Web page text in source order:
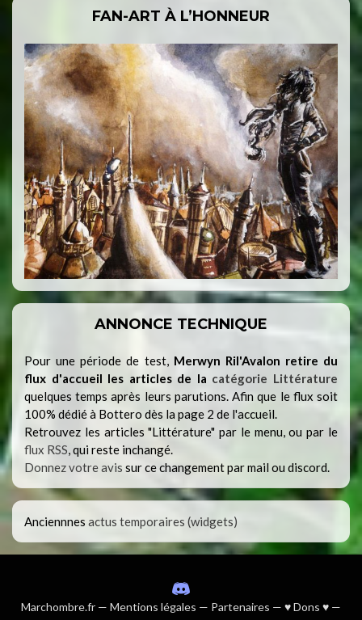
FAN-ART À L’HONNEUR
ANNONCE TECHNIQUE
Pour une période de test,Merwyn Ril'Avalon retire du
flux d'accueil les articles de la catégorie Littérature
quelques temps après leurs parutions. Afin que le flux soit
100% dédié à Bottero dès la page 2 de l'accueil.
Retrouvez les articles "Littérature" par le menu, ou par le
flux RSS, qui reste inchangé.
Donnez votre avis sur ce changement par mail ou discord.
Anciennnes actus temporaires (widgets)
Marchombre.fr — Mentions légales — Partenaires — ♥ Dons ♥ —